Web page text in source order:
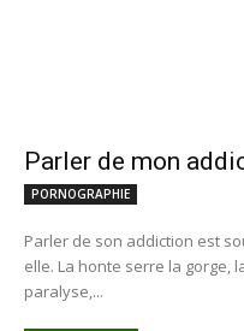
Parler de mon
PORNOGRAPHIE
Parler de son addiction est
elle. La honte serre la gorge,
paralyse,...